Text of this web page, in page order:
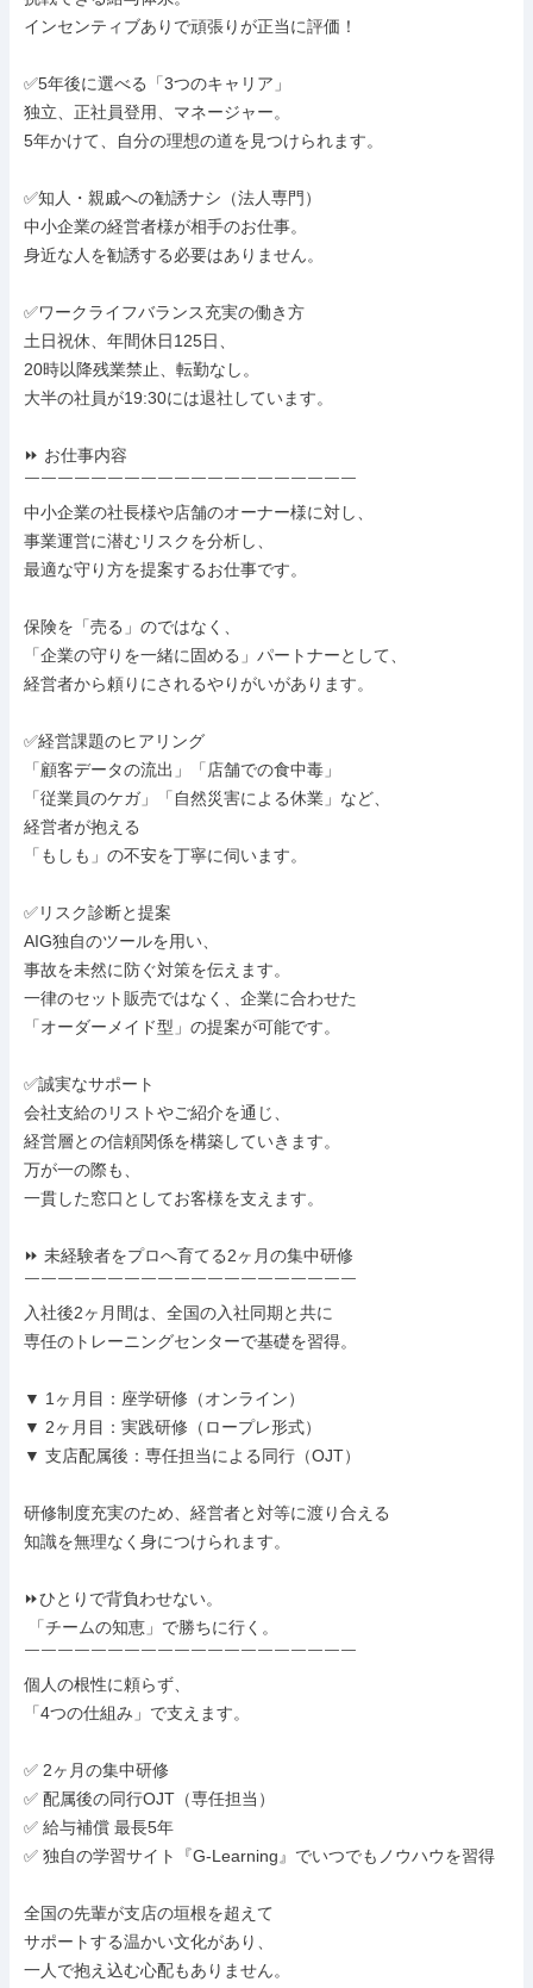
インセンティブありで頑張りが正当に評価！
✅5年後に選べる「3つのキャリア」
独立、正社員登用、マネージャー。
5年かけて、自分の理想の道を見つけられます。
✅知人・親戚への勧誘ナシ（法人専門）
中小企業の経営者様が相手のお仕事。
身近な人を勧誘する必要はありません。
✅ワークライフバランス充実の働き方
土日祝休、年間休日125日、
20時以降残業禁止、転勤なし。
大半の社員が19:30には退社しています。
⏩ お仕事内容
￣￣￣￣￣￣￣￣￣￣￣￣￣￣￣￣￣￣￣￣
中小企業の社長様や店舗のオーナー様に対し、
事業運営に潜むリスクを分析し、
最適な守り方を提案するお仕事です。
保険を「売る」のではなく、
「企業の守りを一緒に固める」パートナーとして、
経営者から頼りにされるやりがいがあります。
✅経営課題のヒアリング
「顧客データの流出」「店舗での食中毒」
「従業員のケガ」「自然災害による休業」など、
経営者が抱える
「もしも」の不安を丁寧に伺います。
✅リスク診断と提案
AIG独自のツールを用い、
事故を未然に防ぐ対策を伝えます。
一律のセット販売ではなく、企業に合わせた
「オーダーメイド型」の提案が可能です。
✅誠実なサポート
会社支給のリストやご紹介を通じ、
経営層との信頼関係を構築していきます。
万が一の際も、
一貫した窓口としてお客様を支えます。
⏩ 未経験者をプロへ育てる2ヶ月の集中研修
￣￣￣￣￣￣￣￣￣￣￣￣￣￣￣￣￣￣￣￣
入社後2ヶ月間は、全国の入社同期と共に
専任のトレーニングセンターで基礎を習得。
▼ 1ヶ月目：座学研修（オンライン）
▼ 2ヶ月目：実践研修（ロープレ形式）
▼ 支店配属後：専任担当による同行（OJT）
研修制度充実のため、経営者と対等に渡り合える
知識を無理なく身につけられます。
⏩ひとりで背負わせない。
￣￣￣￣￣￣￣￣￣￣￣￣￣￣￣￣￣￣￣￣
個人の根性に頼らず、
「4つの仕組み」で支えます。
✅ 2ヶ月の集中研修
✅ 配属後の同行OJT（専任担当）
✅ 給与補償 最長5年
✅ 独自の学習サイト『G-Learning』でいつでもノウハウを習得
全国の先輩が支店の垣根を超えて
サポートする温かい文化があり、
一人で抱え込む心配もありません。